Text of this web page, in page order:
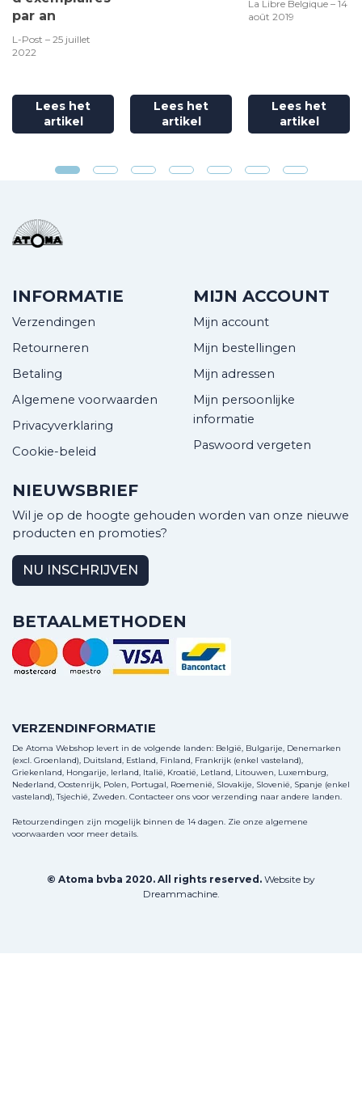
par an
L-Post – 25 juillet
2022
Lees het
artikel
Lees het
artikel
La Libre Belgique – 14
août 2019
Lees het
artikel
INFORMATIE
Verzendingen
Retourneren
Betaling
Algemene voorwaarden
Privacyverklaring
Cookie-beleid
MIJN ACCOUNT
Mijn account
Mijn bestellingen
Mijn adressen
Mijn persoonlijke
informatie
Paswoord vergeten
NIEUWSBRIEF
Wil je op de hoogte gehouden worden van onze nieuwe
producten en promoties?
NU INSCHRIJVEN
BETAALMETHODEN
VERZENDINFORMATIE
De Atoma Webshop levert in de volgende landen: België, Bulgarije, Denemarken
(excl. Groenland), Duitsland, Estland, Finland, Frankrijk (enkel vasteland),
Griekenland, Hongarije, Ierland, Italië, Kroatië, Letland, Litouwen, Luxemburg,
Nederland, Oostenrijk, Polen, Portugal, Roemenië, Slovakije, Slovenië, Spanje (enkel
vasteland), Tsjechië, Zweden. Contacteer ons voor verzending naar andere landen.
Retourzendingen zijn mogelijk binnen de 14 dagen. Zie onze algemene
voorwaarden voor meer details.
© Atoma bvba 2020. All rights reserved. Website by
Dreammachine.